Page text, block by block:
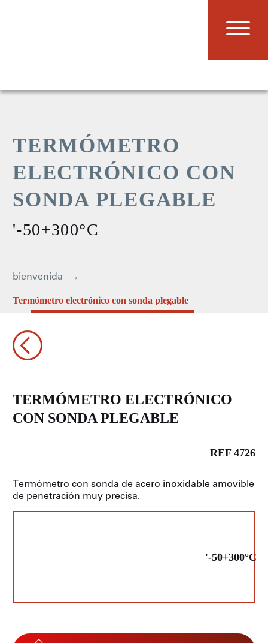
TERMÓMETRO
ELECTRÓNICO CON
SONDA PLEGABLE
'-50+300°C
bienvenida
Termómetro electrónico con sonda plegable
TERMÓMETRO ELECTRÓNICO
CON SONDA PLEGABLE
REF 4726
Termómetro con sonda de acero inoxidable amovible
de penetración muy precisa.
'-50+300°C